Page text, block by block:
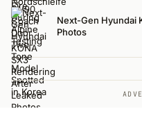
Next-Gen Hyundai
Photos